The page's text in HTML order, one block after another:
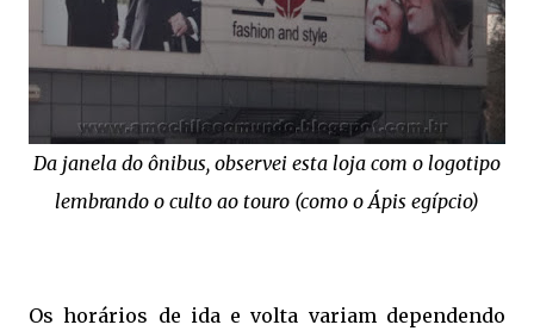
Da janela do ônibus, observei esta loja com o logotipo
lembrando o culto ao touro (como o Ápis egípcio)
Os horários de ida e volta variam dependendo